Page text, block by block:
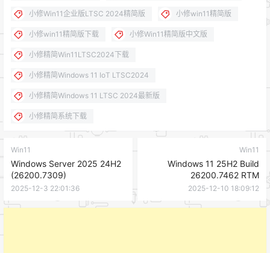
小修Win11企业版LTSC 2024精简版 小修win11精简版
小修win11精简版下载 小修Win11精简版中文版
小修精简Win11LTSC2024下载
小修精简Windows 11 IoT LTSC2024
小修精简Windows 11 LTSC 2024最新版
小修精简系统下载
Win11
Windows Server 2025 24H2
(26200.7309)
2025-12-3 22:01:36
Win11
Windows 11 25H2 Build
26200.7462 RTM
2025-12-10 18:09:12